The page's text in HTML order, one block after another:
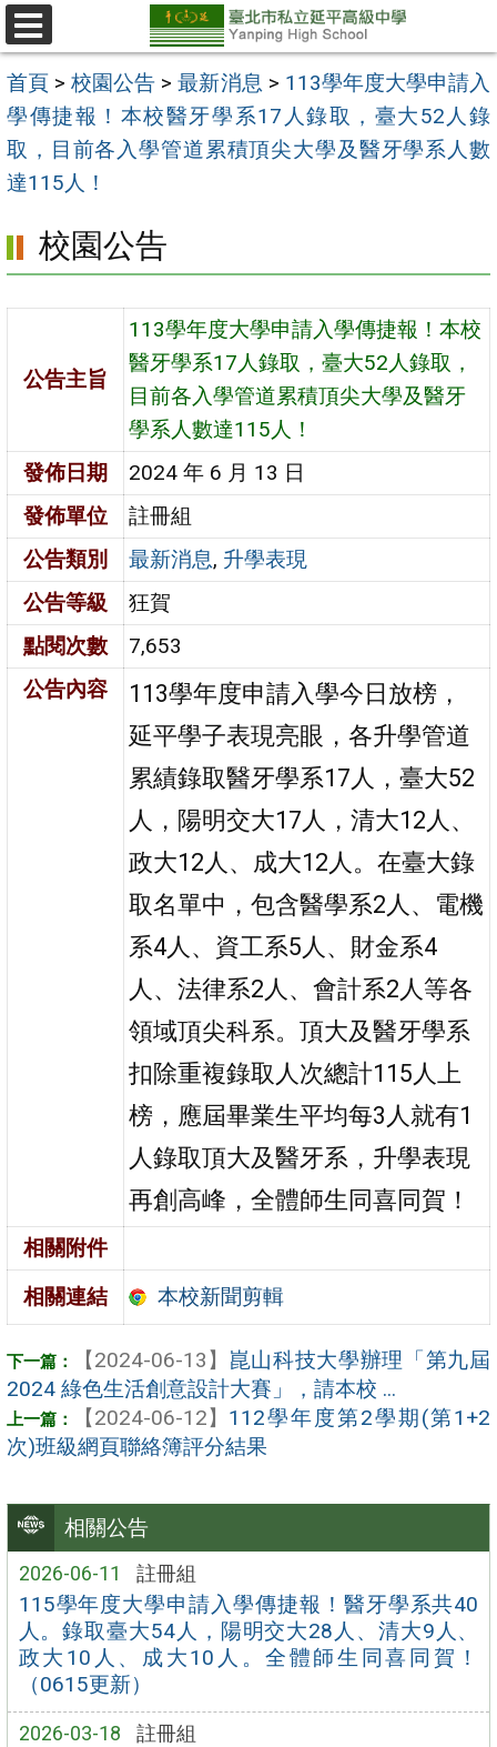
跳
至
主
要
內
容
選
單
首頁 >校園公告 >最新消息 > 113學年度大學申請入
學傳捷報！本校醫牙學系17人錄取，臺大52人錄
取，目前各入學管道累積頂尖大學及醫牙學系人數
達115人！
相關公告
2026-06-11 註冊組
115學年度大學申請入學傳捷報！醫牙學系共40
人。錄取臺大54人，陽明交大28人、清大9人、
政大10人、成大10人。全體師生同喜同賀！
（0615更新）
2026-03-18 註冊組
校園公告
公告主旨
113學年度大學申請入學傳捷報！本校
醫牙學系17人錄取，臺大52人錄取，
目前各入學管道累積頂尖大學及醫牙
學系人數達115人！
發佈日期
2024 年 6 月 13 日
發佈單位
註冊組
公告類別
最新消息, 升學表現
公告等級
狂賀
點閱次數
7,653
公告內容
113學年度申請入學今日放榜，
延平學子表現亮眼，各升學管道
累績錄取醫牙學系17人，臺大52
人，陽明交大17人，清大12人、
政大12人、成大12人。在臺大錄
取名單中，包含醫學系2人、電機
系4人、資工系5人、財金系4
人、法律系2人、會計系2人等各
領域頂尖科系。頂大及醫牙學系
扣除重複錄取人次總計115人上
榜，應屆畢業生平均每3人就有1
人錄取頂大及醫牙系，升學表現
再創高峰，全體師生同喜同賀！
相關附件
相關連結
本校新聞剪輯
【2024-06-13】 崑山科技大學辦理「第九屆
2024 綠色生活創意設計大賽」，請本校 ...
【2024-06-12】 112學年度第2學期(第1+2
次)班級網頁聯絡簿評分結果